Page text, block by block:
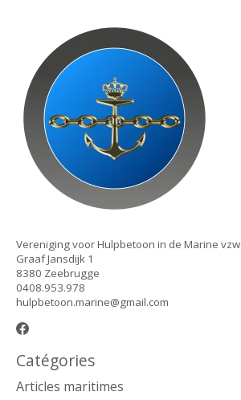
Vereniging voor Hulpbetoon in de Marine vzw
Graaf Jansdijk 1
8380 Zeebrugge
0408.953.978
hulpbetoon.marine@gmail.com
Catégories
Articles maritimes